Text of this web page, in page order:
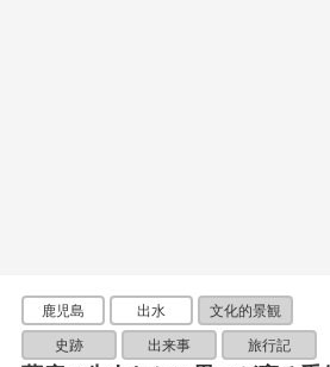
鹿児島 出水 文化的景観
史跡 出来事 旅行記